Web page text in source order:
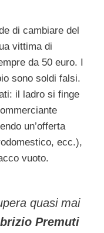
di cambiare del
vittima di
da 50 euro. I
sono soldi falsi.
il ladro si finge
un’offerta
ecc.),
vuoto.
quasi mai
Premuti